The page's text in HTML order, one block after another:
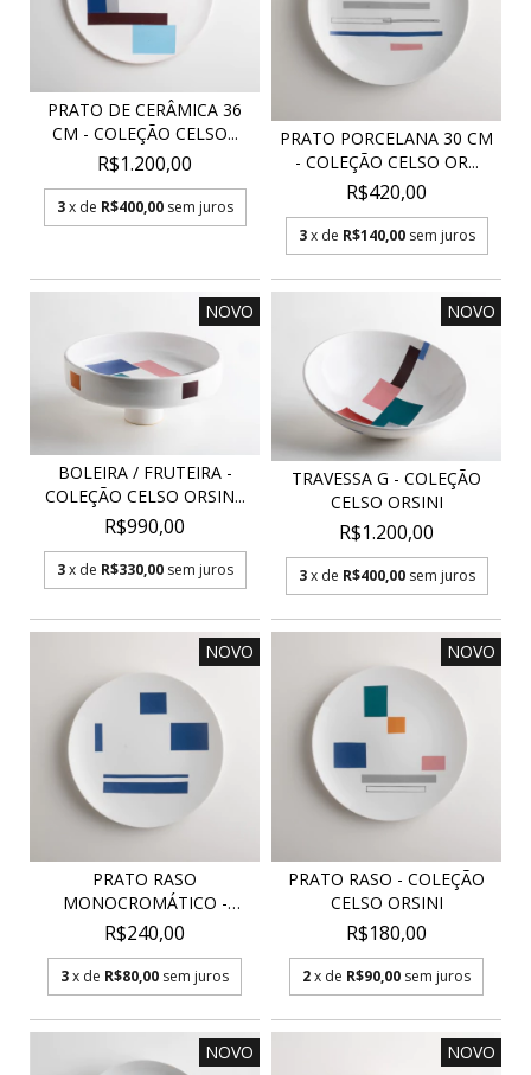
PRATO DE CERÂMICA 36
CM - COLEÇÃO CELSO...
R$1.200,00
3 x de R$400,00 sem juros
PRATO PORCELANA 30 CM
- COLEÇÃO CELSO OR...
R$420,00
3 x de R$140,00 sem juros
NOVO
BOLEIRA / FRUTEIRA -
COLEÇÃO CELSO ORSIN...
R$990,00
3 x de R$330,00 sem juros
NOVO
TRAVESSA G - COLEÇÃO
CELSO ORSINI
R$1.200,00
3 x de R$400,00 sem juros
NOVO
PRATO RASO
MONOCROMÁTICO -
COLEÇÃO CELSO...
R$240,00
3x de R$80,00 sem juros
NOVO
PRATO RASO - COLEÇÃO
CELSO ORSINI
R$180,00
2x de R$90,00 sem juros
NOVO NOVO